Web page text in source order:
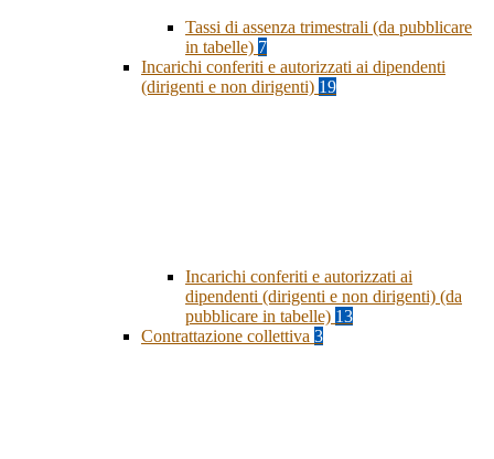
Tassi di assenza trimestrali (da pubblicare
in tabelle) 7
Incarichi conferiti e autorizzati ai dipendenti
(dirigenti e non dirigenti) 19
Incarichi conferiti e autorizzati ai
dipendenti (dirigenti e non dirigenti) (da
pubblicare in tabelle) 13
Contrattazione collettiva 3